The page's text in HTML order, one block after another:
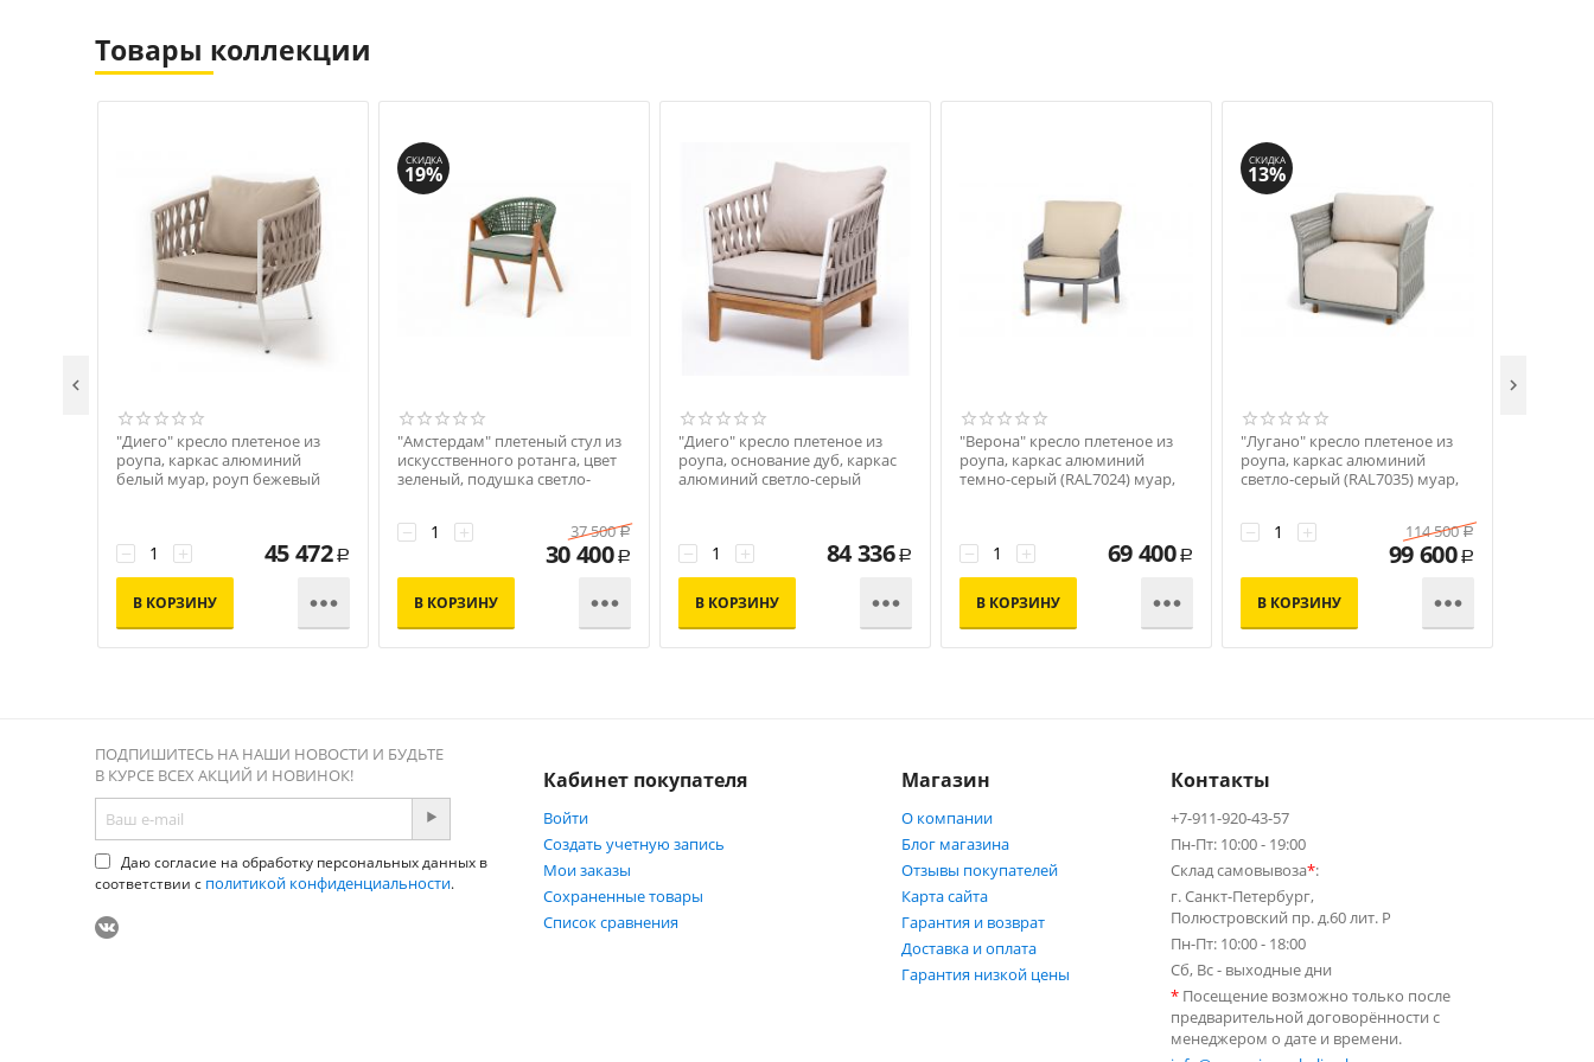
Товары коллекции
"Диего" кресло плетеное из
роупа, каркас алюминий
белый муар, роуп бежевый
+
− 45 472 Р
В КОРЗИНУ 
СКИДКА
19%
"Амстердам" плетеный стул из
искусственного ротанга, цвет
зеленый, подушка светло-
+
− 37 500 Р
30 400 Р
В КОРЗИНУ 
"Диего" кресло плетеное из
роупа, основание дуб, каркас
алюминий светло-серый
+
− 84 336 Р
В КОРЗИНУ 
"Верона" кресло плетеное из
роупа, каркас алюминий
темно-серый (RAL7024) муар,
+
− 69 400 Р
В КОРЗИНУ 
СКИДКА
13%
"Лугано" кресло плетеное из
роупа, каркас алюминий
светло-серый (RAL7035) муар,
+
− 114 500 Р
99 600 Р
В КОРЗИНУ 
 
ПОДПИШИТЕСЬ НА НАШИ НОВОСТИ И БУДЬТЕ
В КУРСЕ ВСЕХ АКЦИЙ И НОВИНОК!
Даю согласие на обработку персональных данных в
соответствии с политикой конфиденциальности.
Кабинет покупателя
Войти
Создать учетную запись
Мои заказы
Сохраненные товары
Список сравнения
Магазин
О компании
Блог магазина
Отзывы покупателей
Карта сайта
Гарантия и возврат
Доставка и оплата
Гарантия низкой цены
Контакты
+7-911-920-43-57
Пн-Пт: 10:00 - 19:00
Склад самовывоза*:
г. Санкт-Петербург,
Полюстровский пр. д.60 лит. Р
Пн-Пт: 10:00 - 18:00
Сб, Вс - выходные дни
*Посещение возможно только после
предварительной договорённости с
менеджером о дате и времени.